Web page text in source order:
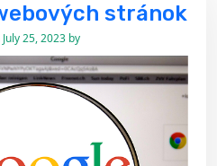
stránok
July 25, 2023 by